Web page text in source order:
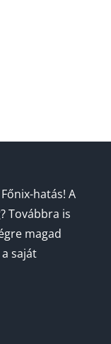
hatás! A
Továbbra is
magad
saját